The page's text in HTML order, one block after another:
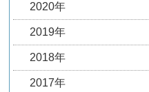
2020年
2019年
2018年
2017年